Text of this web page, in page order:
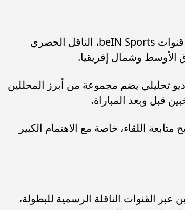
تُنقل أحداث مباراة مصر والأرجنتين اليوم عبر شبكة قنوات beIN Sports، الناقل الحصري
تحليلي يضم مجموعة من أبرز المحللين
قبل وبعد المباراة.
اللقاء، خاصة مع الاهتمام الكبير
القنوات الناقلة الرسمية للبطولة،